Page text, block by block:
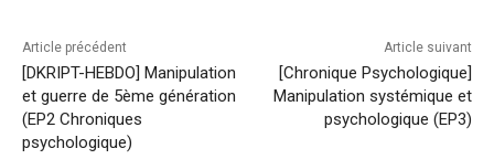
Article précédent
[DKRIPT-HEBDO] Manipulation
et guerre de 5ème génération
(EP2 Chroniques
psychologique)
Article suivant
[Chronique Psychologique]
Manipulation systémique et
psychologique (EP3)